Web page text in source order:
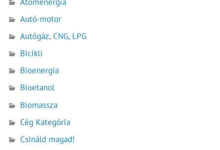
Autó-motor
Autógáz, CNG, LPG
Bicikli
Bioenergia
Bioetanol
Biomassza
Cég Kategória
Csináld magad!